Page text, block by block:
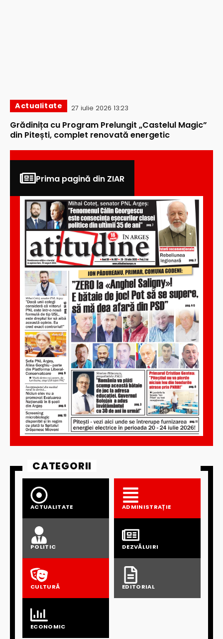
Actualitate 27 iulie 2026 13:23
Grădinița cu Program Prelungit „Castelul Magic”
din Pitești, complet renovată energetic
Prima pagină din ZIAR
CATEGORII
ACTUALITATE ADMINISTRAȚIE
POLITIC DEZVĂLUIRI
CULTURĂ EDITORIAL
ECONOMIC